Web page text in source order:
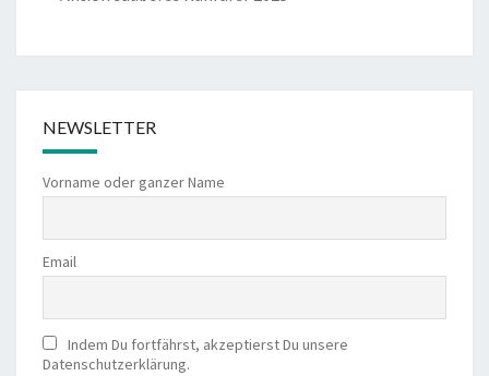
NEWSLETTER
Vorname oder ganzer Name
Email
Indem Du fortfährst, akzeptierst Du unsere
Datenschutzerklärung.